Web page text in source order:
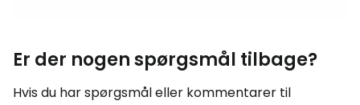
Er der nogen spørgsmål tilbage?
Hvis du har spørgsmål eller kommentarer til